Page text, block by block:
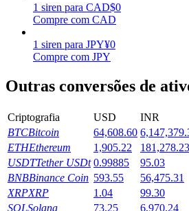
Ganhe recompensas competitivas
1 siren para CAD$0
Compre com CAD
1 siren para JPY¥0
Compre com JPY
Outras conversões de
Criptografia USD INR
BTCBitcoin 64,608.60
ETHEthereum 1,905.22 181,278.23
USDTTether USDt 0.99885 95.03
BNBBinance Coin 593.55 56,475.31
XRPXRP 1.04 99.30
SOLSolana 73.25 6,970.24